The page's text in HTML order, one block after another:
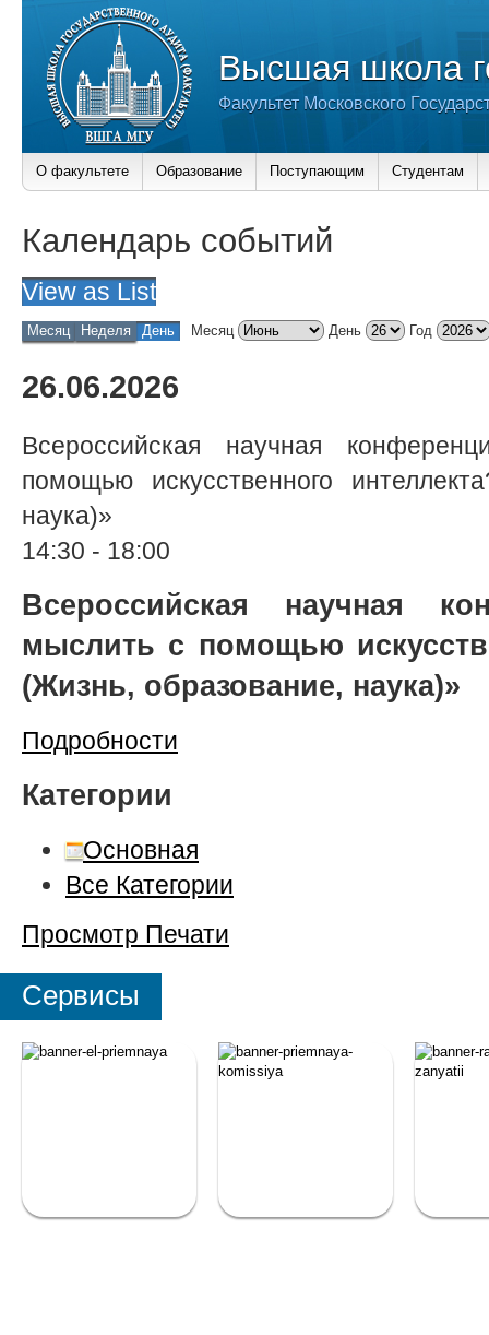
Высшая школа
Факультет Московского
О факультете Образование Поступающим Студентам
Календарь событий
View as List
Месяц Неделя День Месяц День Год
26.06.2026
Всероссийская научная
помощью искусственного
наука)»
14:30 - 18:00
Всероссийская научная
мыслить с помощью
(Жизнь, образование, наука)»
Подробности
Категории
Основная
Все Категории
Просмотр Печати
Сервисы